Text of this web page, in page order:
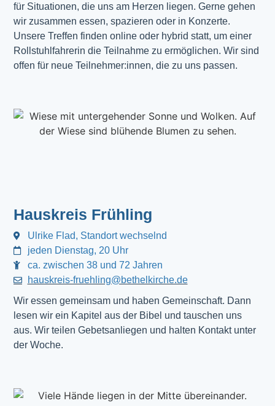
für Situationen, die uns am Herzen liegen. Gerne gehen
wir zusammen essen, spazieren oder in Konzerte.
Unsere Treffen finden online oder hybrid statt, um einer
Rollstuhlfahrerin die Teilnahme zu ermöglichen. Wir sind
offen für neue Teilnehmer:innen, die zu uns passen.
Hauskreis Frühling
Ulrike Flad, Standort wechselnd
jeden Dienstag, 20 Uhr
ca. zwischen 38 und 72 Jahren
hauskreis-fruehling@bethelkirche.de
Wir essen gemeinsam und haben Gemeinschaft. Dann
lesen wir ein Kapitel aus der Bibel und tauschen uns
aus. Wir teilen Gebetsanliegen und halten Kontakt unter
der Woche.